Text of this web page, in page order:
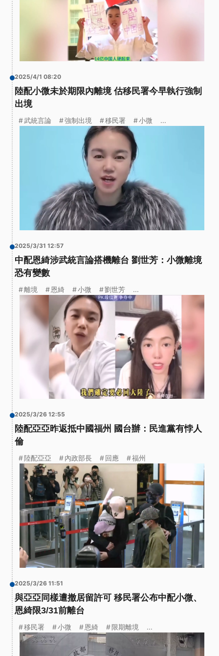
2025/4/1 08:20
陸配小微未於期限內離境 估移民署今早執行強制
出境
武統言論 強制出境 移民署 小微 ...
2025/3/31 12:57
中配恩綺涉武統言論搭機離台 劉世芳：小微離境
恐有變數
離境 恩綺 小微 劉世芳 ...
2025/3/26 12:55
陸配亞亞昨返抵中國福州 國台辦：民進黨有悖人
倫
陸配亞亞 內政部長 回應 福州
2025/3/26 11:51
與亞亞同樣遭撤居留許可 移民署公布中配小微、
恩綺限3/31前離台
移民署 小微 恩綺 限期離境 ...